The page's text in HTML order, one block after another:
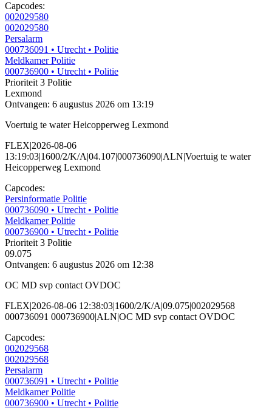
Capcodes:
002029580
002029580
Persalarm
000736091 • Utrecht • Politie
Meldkamer Politie
000736900 • Utrecht • Politie
Prioriteit 3 Politie
Lexmond
Ontvangen: 6 augustus 2026 om 13:19
Voertuig te water Heicopperweg Lexmond
FLEX|2026-08-06
13:19:03|1600/2/K/A|04.107|000736090|ALN|Voertuig te water
Heicopperweg Lexmond
Capcodes:
Persinformatie Politie
000736090 • Utrecht • Politie
Meldkamer Politie
000736900 • Utrecht • Politie
Prioriteit 3 Politie
09.075
Ontvangen: 6 augustus 2026 om 12:38
OC MD svp contact OVDOC
FLEX|2026-08-06 12:38:03|1600/2/K/A|09.075|002029568
000736091 000736900|ALN|OC MD svp contact OVDOC
Capcodes:
002029568
002029568
Persalarm
000736091 • Utrecht • Politie
Meldkamer Politie
000736900 • Utrecht • Politie